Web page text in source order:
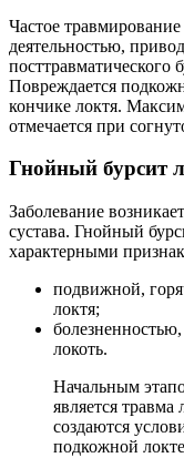
Частое
деятельностью,
посттравматического
Повреждается
кончике локтя.
отмечается при
Гнойный бурсит
Заболевание
сустава. Гнойный
характерными
подвижной,
локтя;
локоть.
Начальным
является
создаются
подкожной